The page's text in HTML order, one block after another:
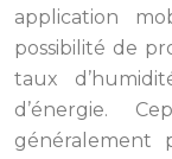
application
possibilité de
taux
d’énergie.
généralement